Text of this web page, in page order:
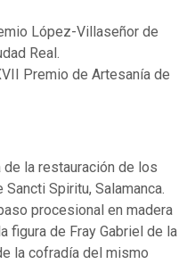
López-Villaseñor de
Real.
Premio de Artesanía de
la restauración de los
Spiritu, Salamanca.
procesional en madera
figura de Fray Gabriel de la
la cofradía del mismo